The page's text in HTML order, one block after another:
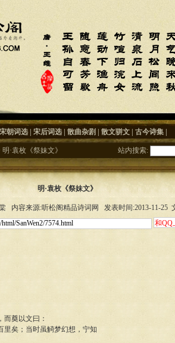
宋朝词选 宋后词选 散曲杂剧 散文骈文 古今诗集
明·袁枚《祭妹文》 站内搜索:
明·袁枚《祭妹文》
内容来源:听松阁精品诗词网 发表时间:2013-11-25
奠以文曰：
矣；当时虽觭梦幻想，宁知